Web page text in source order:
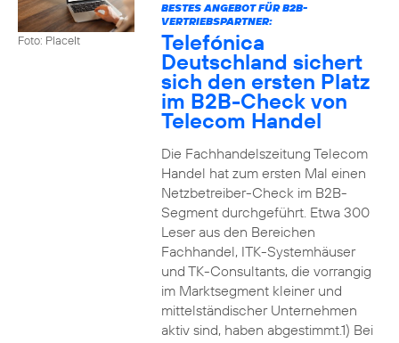
Foto: PlaceIt
BESTES ANGEBOT FÜR B2B-
VERTRIEBSPARTNER:
Telefónica
Deutschland sichert
sich den ersten Platz
im B2B-Check von
Telecom Handel
Die Fachhandelszeitung Telecom
Handel hat zum ersten Mal einen
Netzbetreiber-Check im B2B-
Segment durchgeführt. Etwa 300
Leser aus den Bereichen
Fachhandel, ITK-Systemhäuser
und TK-Consultants, die vorrangig
im Marktsegment kleiner und
mittelständischer Unternehmen
aktiv sind, haben abgestimmt.1) Bei